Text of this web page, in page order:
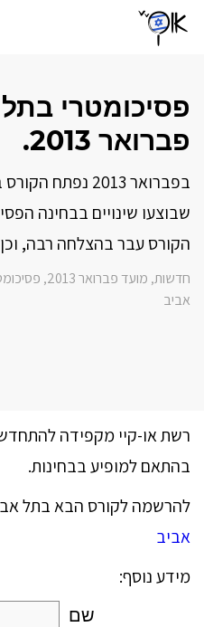
פסיכומטרי
פברואר 2013.
בפברואר 2013
שבוצעו שינויים בבחינה
הקורס עבר בהצלחה רבה,
חדשות, מועד פברואר 2013 ,
אביב
רשת או-קיי מקפידה
בהתאם למופיע בבחינות.
להרשמה לקורס הבא בתל
אביב
מידע נוסף:
שם